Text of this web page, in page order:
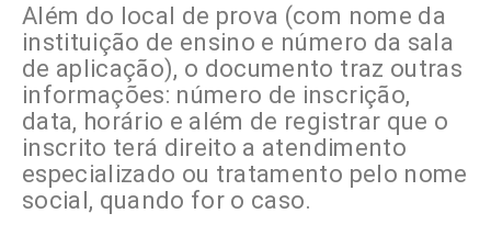
Além do local de prova (com nome da
instituição de ensino e número da sala
de aplicação), o documento traz outras
informações: número de inscrição,
data, horário e além de registrar que o
inscrito terá direito a atendimento
especializado ou tratamento pelo nome
social, quando for o caso.